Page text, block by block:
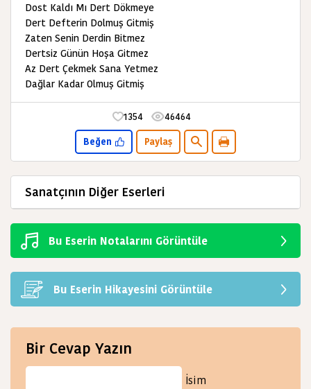
Dost Kaldı Mı Dert Dökmeye
Dert Defterin Dolmuş Gitmiş
Zaten Senin Derdin Bitmez
Dertsiz Günün Hoşa Gitmez
Az Dert Çekmek Sana Yetmez
Dağlar Kadar Olmuş Gitmiş
1354 46464
Beğen Paylaş
Sanatçının Diğer Eserleri
Bu Eserin Notalarını Görüntüle
Bu Eserin Hikayesini Görüntüle
Bir Cevap Yazın
İsim